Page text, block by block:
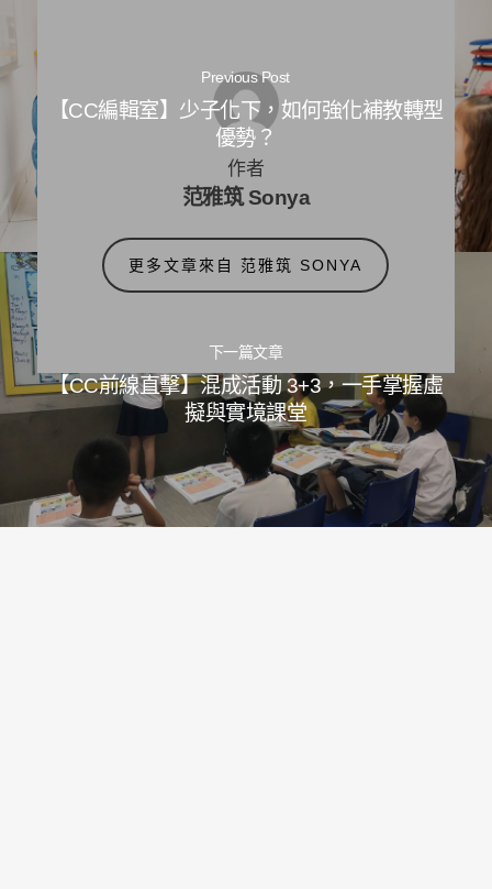
Previous Post
【CC編輯室】少子化下，如何強化補教轉型
優勢？
下一篇文章
【CC前線直擊】混成活動 3+3，一手掌握虛
擬與實境課堂
作者
范雅筑 Sonya
更多文章來自 范雅筑 SONYA